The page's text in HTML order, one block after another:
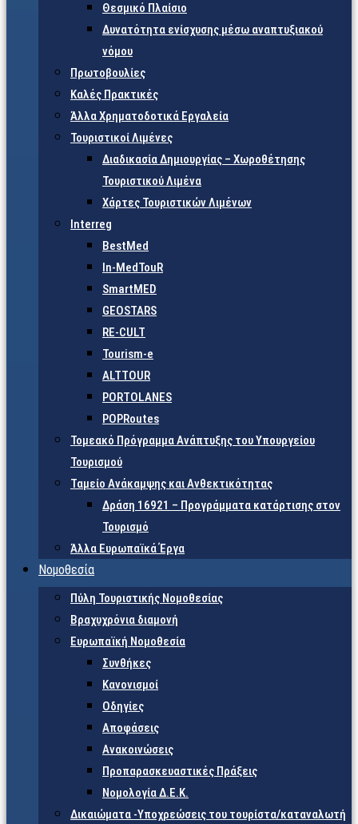
Θεσμικό Πλαίσιο
Δυνατότητα ενίσχυσης μέσω αναπτυξιακού
νόμου
Πρωτοβουλίες
Καλές Πρακτικές
Άλλα Χρηματοδοτικά Εργαλεία
Τουριστικοί Λιμένες
Διαδικασία Δημιουργίας – Χωροθέτησης
Τουριστικού Λιμένα
Χάρτες Τουριστικών Λιμένων
Interreg
BestMed
In-MedTouR
SmartMED
GEOSTARS
RE-CULT
Tourism-e
ALTTOUR
PORTOLANES
POPRoutes
Τομεακό Πρόγραμμα Ανάπτυξης του Υπουργείου
Τουρισμού
Ταμείο Ανάκαμψης και Ανθεκτικότητας
Δράση 16921 – Προγράμματα κατάρτισης στον
Τουρισμό
Άλλα Ευρωπαϊκά Έργα
Νομοθεσία
Πύλη Τουριστικής Νομοθεσίας
Βραχυχρόνια διαμονή
Ευρωπαϊκή Νομοθεσία
Συνθήκες
Κανονισμοί
Οδηγίες
Αποφάσεις
Ανακοινώσεις
Προπαρασκευαστικές Πράξεις
Νομολογία Δ.Ε.Κ.
Δικαιώματα -Υποχρεώσεις του τουρίστα/καταναλωτή